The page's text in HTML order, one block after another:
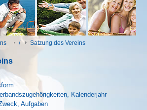
/ Satzung des Vereins
Kalenderjahr
Aufgaben